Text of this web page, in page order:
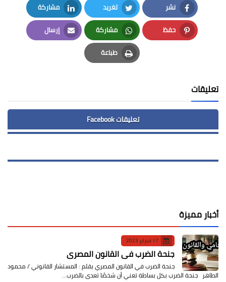
نشر
Facebook
تغريد
Twitter
مشاركة
LinkedIn
حفظ
Pinterest
مشاركة
Whatsapp
إرسال
Email
طباعة
Print
تعليقات
تعليقات Facebook
أخبار مميزة
17 فبراير 2023
جنحة الضرب في القانون المصري
جنحة الضرب في القانون المصري بقلم : المستشار القانوني / محمود
الطاهر جنحة الضرب بكل بساطة تعني أن شخصًا تعدى بالضرب…